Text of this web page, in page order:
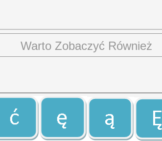
Warto Zobaczyć Również